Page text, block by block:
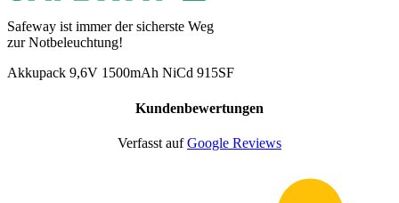
Safeway ist immer der sicherste Weg
zur Notbeleuchtung!
Akkupack 9,6V 1500mAh NiCd 915SF
Kundenbewertungen
Verfasst aufGoogle Reviews